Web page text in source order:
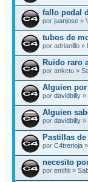
fallo pedal
por juanjose »
tubos de
por adrianillo »
Ruido raro
por anketu »
Alguien por
por davidbilly »
Alguien
por davidbilly »
Pastillas de
por C4trerioja
necesito
por emifiti »